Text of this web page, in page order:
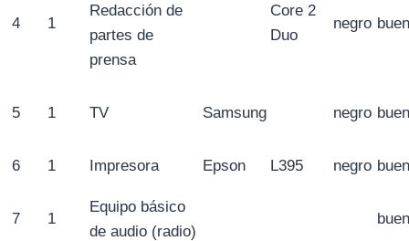
4 1
Redacción de
partes de
prensa
Core 2
Duo
negro
5 1 TV Samsung negro
6 1 Impresora Epson L395 negro
7 1
Equipo básico
de audio (radio)